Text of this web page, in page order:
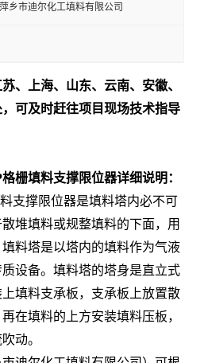
乡市迪尔化工填料有限公司
、上海、山东、云南、安徽、
可及时赶往项目现场技术指导
栅填料支撑限位器详细说明：
支撑限位器是填料塔内必不可
堆填料或规整填料的下面，用
料塔是以塔内的填料作为气液
设备。填料塔的塔身是直立式
填料支承板，支承板上放置散
在填料的上方安装填料压板，
动。